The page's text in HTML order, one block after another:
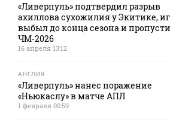
«Ливерпуль» подтвердил разрыв
ахиллова сухожилия у Экитике,
выбыл до конца сезона и
ЧМ‑2026
16 апреля 13:12
АНГЛИЯ
«Ливерпуль» нанес поражение
«Ньюкаслу» в матче АПЛ
1 февраля 00:59